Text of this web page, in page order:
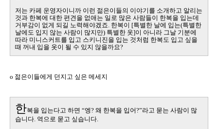
저는 카페 운영자이니까 이런 젊은이들의 이야기를 소개하고 알리는
것과 한복에 대한 편견을 없애는 일로 많은 사람들이 한복을 입는데
거부감이 없게 되길 노력해야겠죠 한복이 [특별한 날에 입는(특별한
날에도 입지 않는 사람이 많지만) 특별한 옷]이 아니라 그날 기분에
따라 미니스커트를 입고 스키니진을 입는 것처럼 한복도 입고 싶을
때 꺼내 입을 옷이 될 수 있지 않을까요?
o 젊은이들에게 던지고 싶은 메세지
한복을 입는다고 하면 “엥? 왜 한복을 입어?”라고 묻는 사람이 많
습니다 역으로 묻고 싶습니다